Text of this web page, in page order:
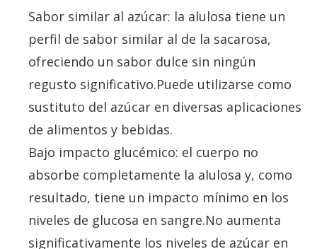
Sabor similar al azúcar: la alulosa tiene un
perfil de sabor similar al de la sacarosa,
ofreciendo un sabor dulce sin ningún
regusto significativo.Puede utilizarse como
sustituto del azúcar en diversas aplicaciones
de alimentos y bebidas.
Bajo impacto glucémico: el cuerpo no
absorbe completamente la alulosa y, como
resultado, tiene un impacto mínimo en los
niveles de glucosa en sangre.No aumenta
significativamente los niveles de azúcar en